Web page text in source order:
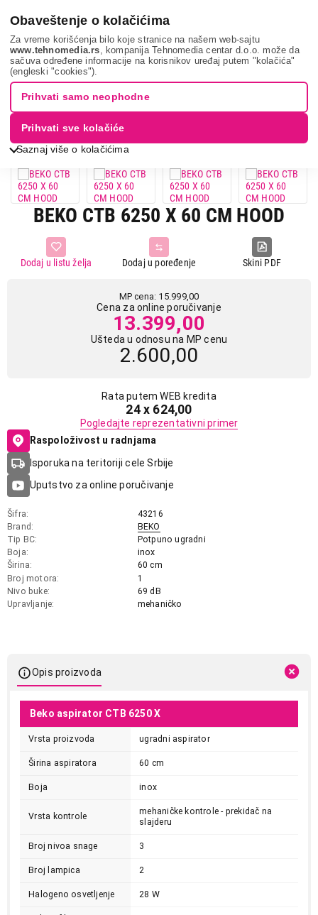
Obaveštenje o kolačićima
Za vreme korišćenja bilo koje stranice na našem web-sajtu
www.tehnomedia.rs , kompanija Tehnomedia centar d.o.o. može da
sačuva određene informacije na korisnikov uređaj putem "kolačića"
(engleski "cookies").
Saznaj više o kolačićima
Prihvati samo neophodne
Prihvati sve kolačiće
Bela tehnika Aspiratori Ugradni aspiratori
Beko ctb 6250
x...
16% UŠTEDA.
BEKO CTB 6250 X 60 CM HOOD
Skini PDF
Dodaj u poređenje
Dodaj u listu želja
MP cena: 15.999,00
Cena za online poručivanje
13.399,00
Ušteda u odnosu na MP cenu
2.600,00
Rata putem WEB kredita
24 x 624,00
Pogledajte reprezentativni primer
Raspoloživost u radnjama
Isporuka na teritoriji cele Srbije
Uputstvo za online poručivanje
Šifra
43216
Brand
BEKO
Tip BC
Potpuno ugradni
Boja
inox
Širina
60 cm
Broj motora
1
Nivo buke
69 dB
Upravljanje
mehaničko
Opis proizvoda
Beko aspirator CTB 6250 X
Vrsta proizvoda ugradni aspirator
Širina aspiratora 60 cm
Boja inox
Vrsta kontrole
mehaničke kontrole - prekidač na
slajderu
Broj nivoa snage 3
Broj lampica 2
Halogeno osvetljenje 28 W